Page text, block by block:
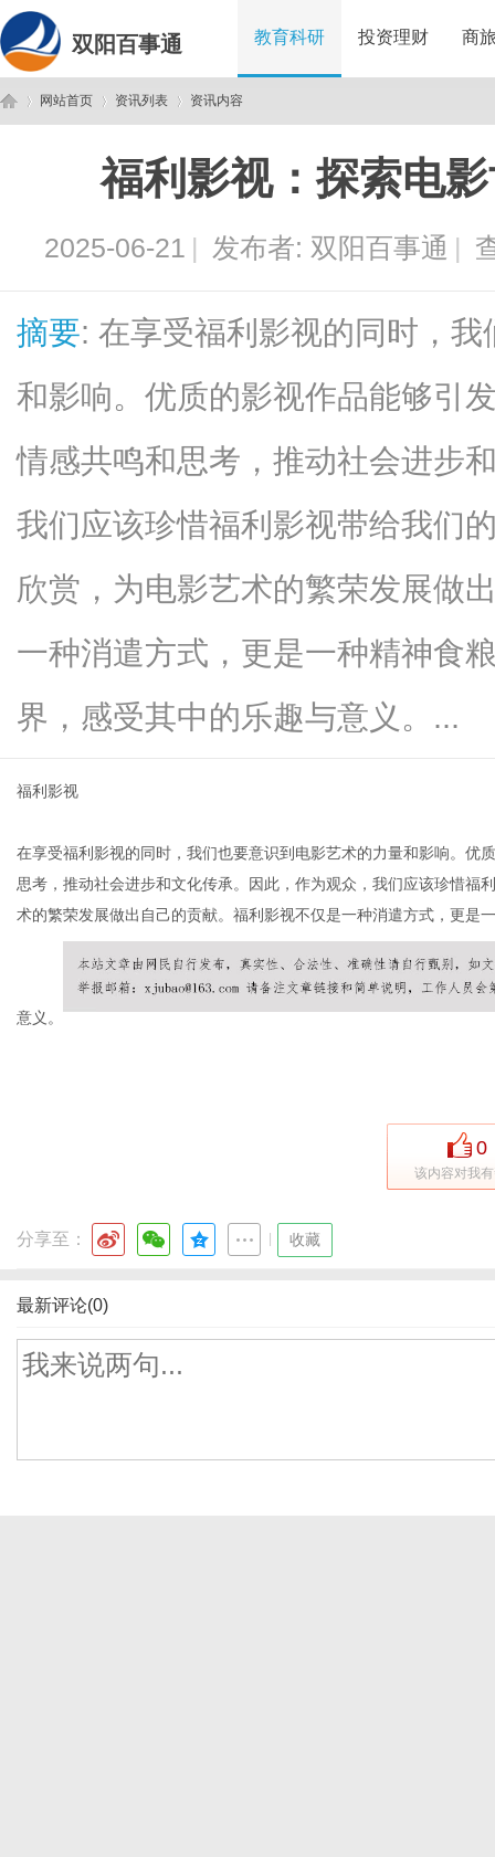
双阳百事通 教育科研 投资理财 商
网站首页 资讯列表 资讯内容
福利影视：探索电
2025-06-21 | 发布者: 双阳百事通 |
摘要: 在享受福利影视的同时，
和影响。优质的影视作品能够引
情感共鸣和思考，推动社会进步
我们应该珍惜福利影视带给我们
欣赏，为电影艺术的繁荣发展做
一种消遣方式，更是一种精神食
界，感受其中的乐趣与意义。...
福利影视
在享受福利影视的同时，我们也要意识到电影艺术的力量和影响。优
思考，推动社会进步和文化传承。因此，作为观众，我们应该珍惜福
术的繁荣发展做出自己的贡献。福利影视不仅是一种消遣方式，更是
意义。
0
该内容对我
分享至： 收藏
最新评论(0)